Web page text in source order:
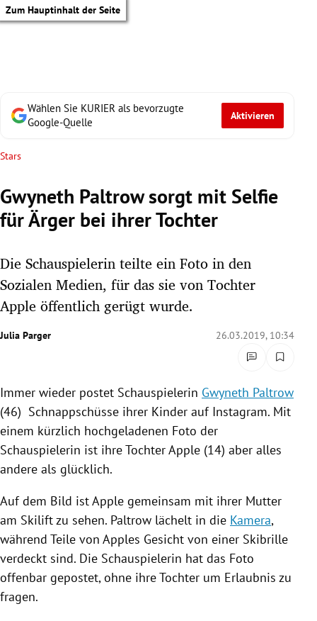
Zum Hauptinhalt der Seite
Untermenü
Untermenü
Untermenü
Untermenü
Untermenü
Untermenü
Untermenü
Untermenü
Untermenü
Wählen Sie KURIER als bevorzugte
Google-Quelle
Aktivieren
Stars
Gwyneth Paltrow sorgt mit Selfie
für Ärger bei ihrer Tochter
Die Schauspielerin teilte ein Foto in den
Sozialen Medien, für das sie von Tochter
Apple öffentlich gerügt wurde.
Julia Parger 26.03.2019, 10:34
Immer wieder postet Schauspielerin Gwyneth Paltrow
(46) Schnappschüsse ihrer Kinder auf Instagram. Mit
einem kürzlich hochgeladenen Foto der
Schauspielerin ist ihre Tochter Apple (14) aber alles
andere als glücklich.
Auf dem Bild ist Apple gemeinsam mit ihrer Mutter
am Skilift zu sehen. Paltrow lächelt in die Kamera,
während Teile von Apples Gesicht von einer Skibrille
verdeckt sind. Die Schauspielerin hat das Foto
offenbar gepostet, ohne ihre Tochter um Erlaubnis zu
fragen.